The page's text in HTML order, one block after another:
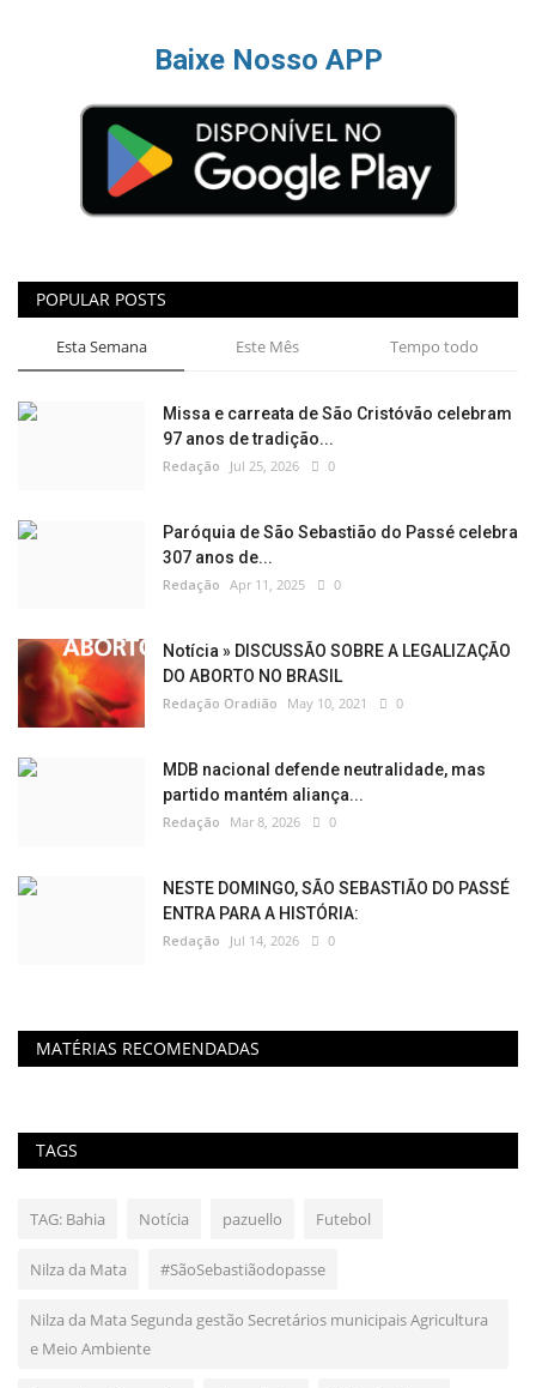
Baixe Nosso APP
POPULAR POSTS
Esta Semana Este Mês Tempo todo
Missa e carreata de São Cristóvão celebram
97 anos de tradição...
Redação Jul 25, 2026 0
Paróquia de São Sebastião do Passé celebra
307 anos de...
Redação Apr 11, 2025 0
Notícia » DISCUSSÃO SOBRE A LEGALIZAÇÃO
DO ABORTO NO BRASIL
Redação Oradião May 10, 2021 0
MDB nacional defende neutralidade, mas
partido mantém aliança...
Redação Mar 8, 2026 0
NESTE DOMINGO, SÃO SEBASTIÃO DO PASSÉ
ENTRA PARA A HISTÓRIA:
Redação Jul 14, 2026 0
MATÉRIAS RECOMENDADAS
TAGS
TAG: Bahia Notícia pazuello Futebol
Nilza da Mata #SãoSebastiãodopasse
Nilza da Mata Segunda gestão Secretários municipais Agricultura
e Meio Ambiente